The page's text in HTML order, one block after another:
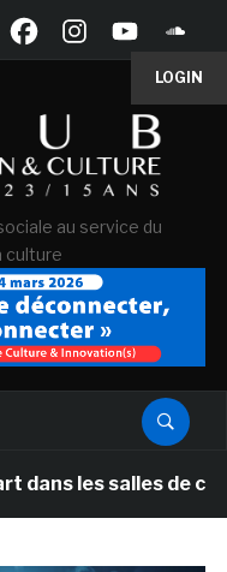
LOGIN
au service du
culture
salles de classe